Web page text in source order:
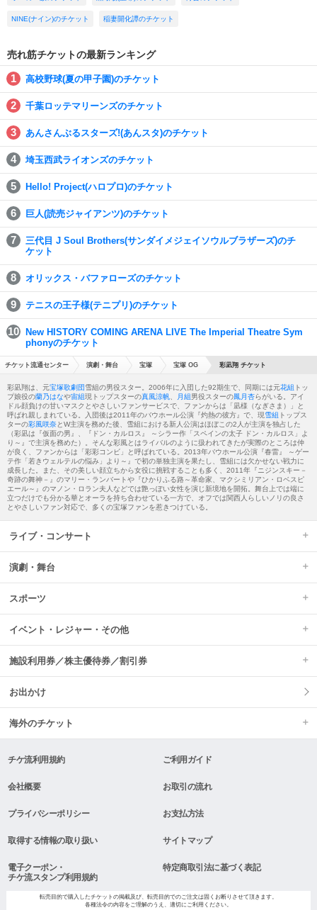
NINE(ナイン)のチケット 稲妻開化譚のチケット
売れ筋チケットの最新ランキング
高校野球(夏の甲子園)のチケット
千葉ロッテマリーンズのチケット
あんさんぶるスターズ!(あんスタ)のチケット
埼玉西武ライオンズのチケット
Hello! Project(ハロプロ)のチケット
巨人(読売ジャイアンツ)のチケット
三代目 J Soul Brothers(サンダイメジェイソウルブラザーズ)のチ
ケット
オリックス・バファローズのチケット
テニスの王子様(テニプリ)のチケット
New HISTORY COMING ARENA LIVE The Imperial Theatre Sym
phonyのチケット
チケット流通センター 演劇・舞台 宝塚 宝塚 OG 彩凪翔 チケット
彩凪翔は、元宝塚歌劇団 雪組の男役スター。2006年に入団した92期生で、同期には元花組 トッ
プ娘役の蘭乃はなや宙組現トップスターの真風涼帆 月組男役スターの鳳月杏らがいる。アイ
ドル顔負けの甘いマスクとやさしいファンサービスで、ファンからは「凪様（なぎさま）」と
呼ばれ親しまれている。入団後は2011年のバウホール公演『灼熱の彼方』で、現雪組 トップス
ターの彩風咲奈とW主演を務めた後、雪組における新人公演はほぼこの2人が主演を独占した
（彩凪は『仮面の男』、『ドン・カルロス』 ～シラー作「スペインの太子 ドン・カルロス」よ
り～』で主演を務めた）。そんな彩風とはライバルのように扱われてきたが実際のところは仲
が良く、ファンからは「彩彩コンビ」と呼ばれている。2013年バウホール公演『春雷』 ～ゲー
テ作「若きウェルテルの悩み」より～』で初の単独主演を果たし、雪組には欠かせない戦力に
成長した。また、その美しい顔立ちから女役に挑戦することも多く、2011年『ニジンスキー－
奇跡の舞神－』のマリー・ランバートや『ひかりふる路～革命家、マクシミリアン・ロベスピ
エール～』のマノン・ロラン夫人などでは艶っぽい女性を演じ新境地を開拓。舞台上では端に
立つだけでも分かる華とオーラを持ち合わせている一方で、オフでは関西人らしいノリの良さ
とやさしいファン対応で、多くの宝塚ファンを惹きつけている。
ライブ・コンサート
演劇・舞台
スポーツ
イベント・レジャー・その他
施設利用券／株主優待券／割引券
お出かけ
海外のチケット
チケ流利用規約 ご利用ガイド
会社概要 お取引の流れ
プライバシーポリシー お支払方法
取得する情報の取り扱い サイトマップ
電子クーポン・
チケ流スタンプ利用規約
特定商取引法に基づく表記
転売目的で購入したチケットの掲載及び、転売目的でのご注文は固くお断りさせて頂きます。
各種法令の内容をご理解のうえ、適切にご利用ください。